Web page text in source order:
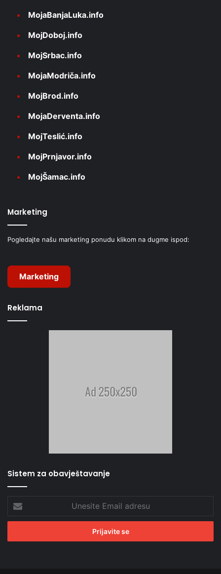
MojaBanjaLuka.info
MojDoboj.info
MojSrbac.info
MojaModriča.info
MojBrod.info
MojaDerventa.info
MojTeslić.info
MojPrnjavor.info
MojŠamac.info
Marketing
Pogledajte našu marketing ponudu klikom na dugme ispod:
Marketing
Reklama
Sistem za obavještavanje
Email
adresu